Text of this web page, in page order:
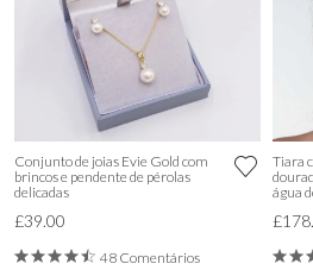
Conjunto de joias Evie Gold com
brincos e pendente de pérolas
delicadas
£39.00
48 Comentários
Tiara
água